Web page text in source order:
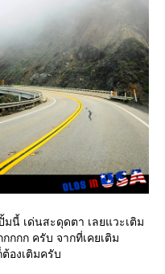
มนี้ เด่นสะดุดตา เลยแวะเติม
กก ครับ จากที่เคยเติม
องเติมครับ